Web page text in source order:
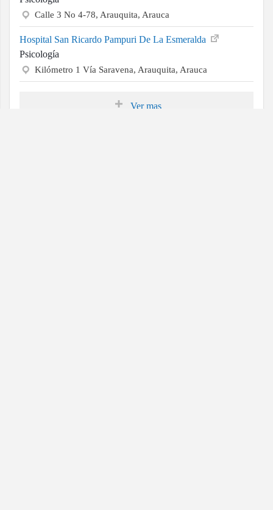
Calle 3 No 4-78, Arauquita, Arauca
Hospital San Ricardo Pampuri De La Esmeralda
Psicología
Kilómetro 1 Vía Saravena, Arauquita, Arauca
Ver mas